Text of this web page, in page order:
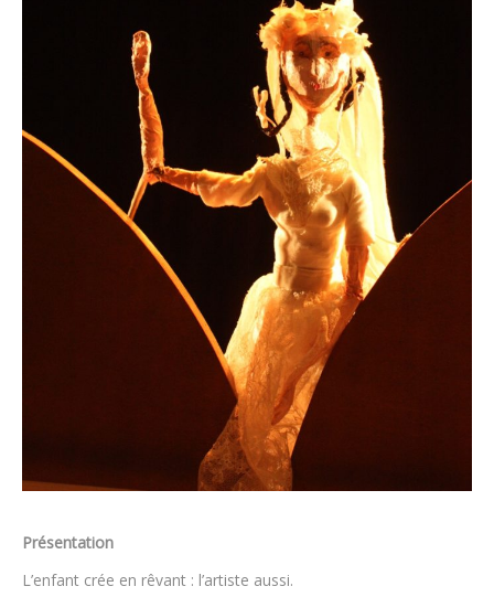
Présentation
L’enfant crée en rêvant : l’artiste aussi.